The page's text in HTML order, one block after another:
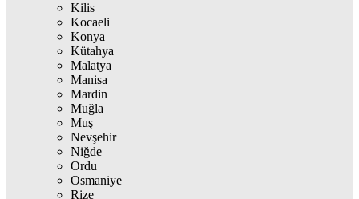
Kilis
Kocaeli
Konya
Kütahya
Malatya
Manisa
Mardin
Muğla
Muş
Nevşehir
Niğde
Ordu
Osmaniye
Rize